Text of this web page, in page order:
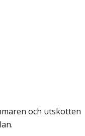
och utskotten